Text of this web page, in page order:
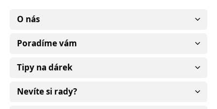
O nás
Poradíme vám
Tipy na dárek
Nevíte si rady?